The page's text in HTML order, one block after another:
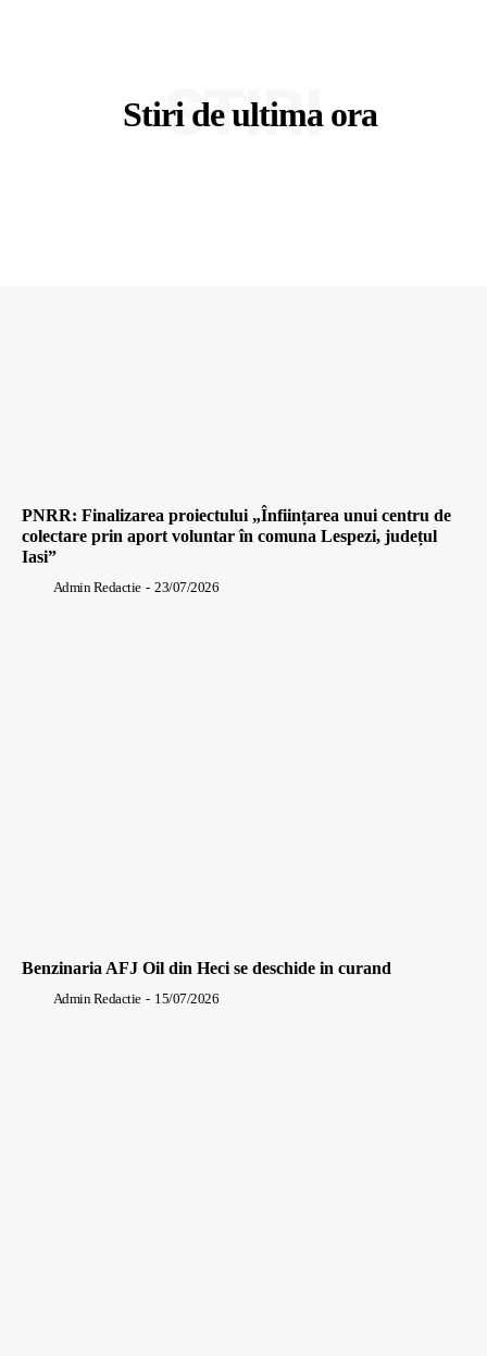
Stiri de ultima ora
STIRI
PNRR: Finalizarea proiectului „Înființarea unui centru de
colectare prin aport voluntar în comuna Lespezi, județul
Iasi”
Admin Redactie - 23/07/2026
Benzinaria AFJ Oil din Heci se deschide in curand
Admin Redactie - 15/07/2026